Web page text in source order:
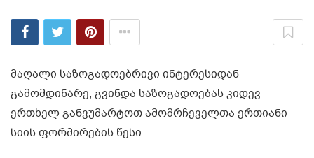
მაღალი საზოგადოებრივი ინტერესიდან
გამომდინარე, გვინდა საზოგადოებას კიდევ
ერთხელ განვუმარტოთ ამომრჩეველთა ერთიანი
სიის ფორმირების წესი.